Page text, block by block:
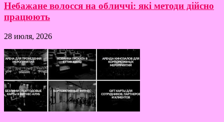
Небажане волосся на обличчі: які методи дійсно
працюють
28 июля, 2026